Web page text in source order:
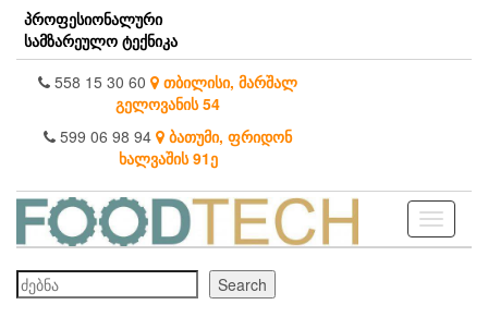
Skip
the
content
პროფესიონალური
სამზარეულო ტექნიკა
558 15 30 60 თბილისი, მარშალ
გელოვანის 54
599 06 98 94 ბათუმი, ფრიდონ
ხალვაშის 91ე
Toggle
ძებნა
Search